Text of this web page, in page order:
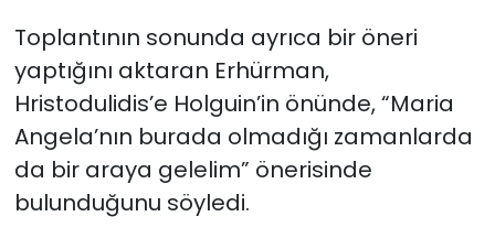
Toplantının sonunda ayrıca bir öneri
yaptığını aktaran Erhürman,
Hristodulidis’e Holguin’in önünde, “Maria
Angela’nın burada olmadığı zamanlarda
da bir araya gelelim” önerisinde
bulunduğunu söyledi.